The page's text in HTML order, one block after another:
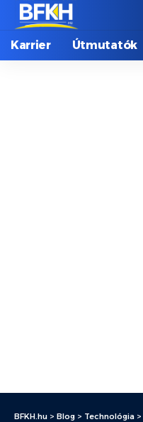
Karrier Útmutatók
BFKH.hu > Blog > Technológia >